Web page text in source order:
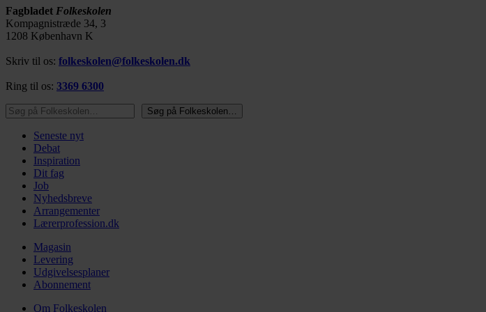
Fagbladet Folkeskolen
Kompagnistræde 34, 3
1208 København K
Skriv til os: folkeskolen@folkeskolen.dk
Ring til os: 3369 6300
Søg på Folkeskolen…
Søg på Folkeskolen…
Seneste nyt
Debat
Inspiration
Dit fag
Job
Nyhedsbreve
Arrangementer
Lærerprofession.dk
Magasin
Levering
Udgivelsesplaner
Abonnement
Om Folkeskolen